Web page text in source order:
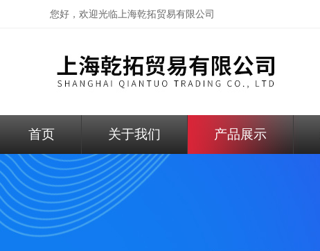
您好，欢迎光临上海乾拓贸易有限公司
首页 关于我们 产品展示